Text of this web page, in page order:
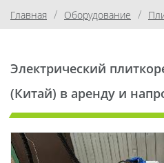
Главная / Оборудование /
Электрический
(Китай) в аренду и